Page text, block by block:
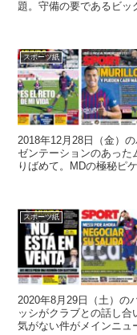
題。守備の要であるビッ
スポーツ紙
2018年12月28日（金）
ゼンテーションのあった
りばめて。MDの極秘ピ
スポーツ紙
2020年8月29日（土）の
ッシがクラブとの話し